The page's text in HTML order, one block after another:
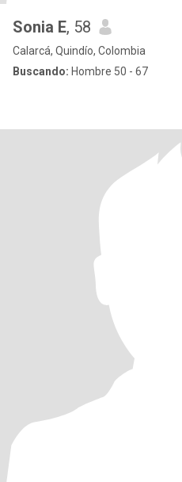
Sonia E, 58
Calarcá, Quindío, Colombia
Buscando: Hombre 50 - 67